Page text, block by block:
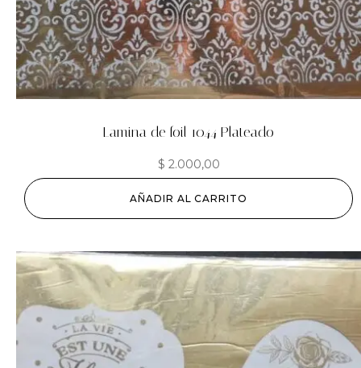
Lamina de foil 1044 Plateado
$ 2.000,00
AÑADIR AL CARRITO